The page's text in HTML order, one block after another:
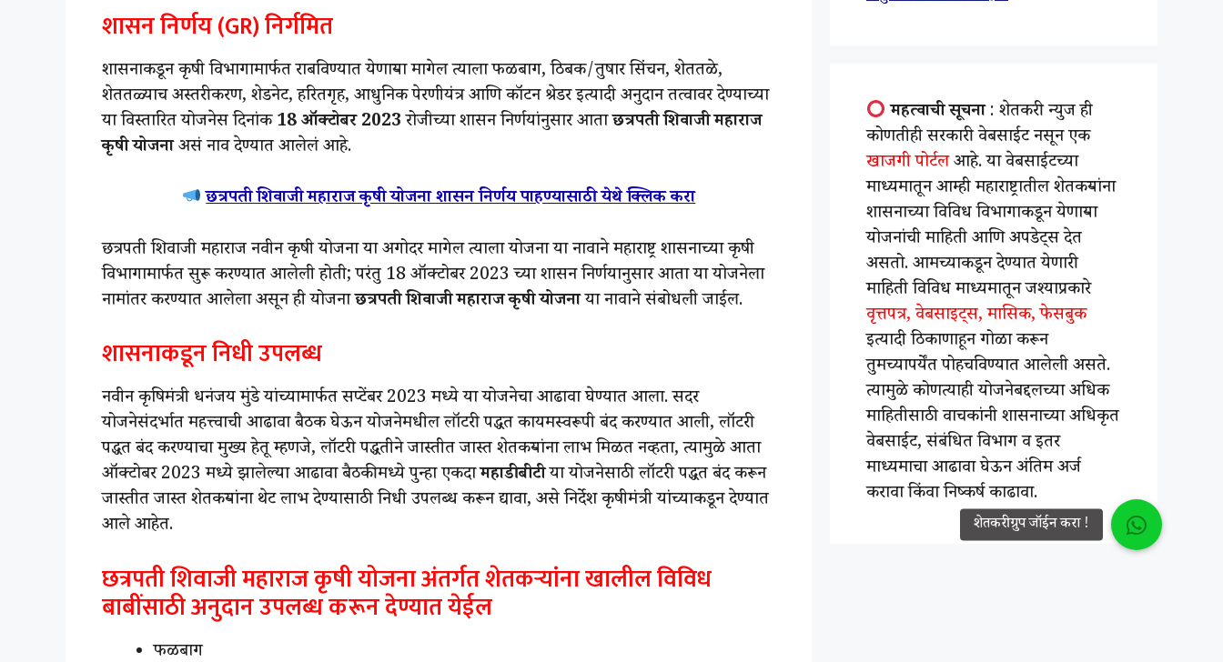
शासन निर्णय (GR) निर्गमित
शासनाकडून कृषी विभागामार्फत राबविण्यात येणाऱ्या मागेल त्याला फळबाग, ठिबक/तुषार सिंचन, शेततळे,
शेततळ्याच अस्तरीकरण, शेडनेट, हरितगृह, आधुनिक पेरणीयंत्र आणि कॉटन श्रेडर इत्यादी अनुदान तत्वावर देण्याच्या
या विस्तारित योजनेस दिनांक18 ऑक्टोबर 2023रोजीच्या शासन निर्णयांनुसार आताछत्रपती शिवाजी महाराज
कृषी योजनाअसं नाव देण्यात आलेलं आहे.
छत्रपती शिवाजी महाराज कृषी योजना शासन निर्णय पाहण्यासाठी येथे क्लिक करा
छत्रपती शिवाजी महाराज नवीन कृषी योजना या अगोदर मागेल त्याला योजना या नावाने महाराष्ट्र शासनाच्या कृषी
विभागामार्फत सुरू करण्यात आलेली होती; परंतु 18 ऑक्टोबर 2023 च्या शासन निर्णयानुसार आता या योजनेला
नामांतर करण्यात आलेला असून ही योजनाछत्रपती शिवाजी महाराज कृषी योजनाया नावाने संबोधली जाईल.
शासनाकडून निधी उपलब्ध
नवीन कृषिमंत्री धनंजय मुंडे यांच्यामार्फत सप्टेंबर 2023 मध्ये या योजनेचा आढावा घेण्यात आला. सदर
योजनेसंदर्भात महत्त्वाची आढावा बैठक घेऊन योजनेमधील लॉटरी पद्धत कायमस्वरूपी बंद करण्यात आली, लॉटरी
पद्धत बंद करण्याचा मुख्य हेतू म्हणजे, लॉटरी पद्धतीने जास्तीत जास्त शेतकऱ्यांना लाभ मिळत नव्हता, त्यामुळे आता
ऑक्टोबर 2023 मध्ये झालेल्या आढावा बैठकीमध्ये पुन्हा एकदामहाडीबीटीया योजनेसाठी लॉटरी पद्धत बंद करून
जास्तीत जास्त शेतकऱ्यांना थेट लाभ देण्यासाठी निधी उपलब्ध करून द्यावा, असे निर्देश कृषीमंत्री यांच्याकडून देण्यात
आले आहेत.
छत्रपती शिवाजी महाराज कृषी योजना अंतर्गत शेतकऱ्यांना खालील विविध
बाबींसाठी अनुदान उपलब्ध करून देण्यात येईल
फळबाग
महत्वाची सूचना: शेतकरी न्युज ही
कोणतीही सरकारी वेबसाईट नसून एक
खाजगी पोर्टलआहे. या वेबसाईटच्या
माध्यमातून आम्ही महाराष्ट्रातील शेतकऱ्यांना
शासनाच्या विविध विभागाकडून येणाऱ्या
योजनांची माहिती आणि अपडेट्स देत
असतो. आमच्याकडून देण्यात येणारी
माहिती विविध माध्यमातून जश्याप्रकारे
वृत्तपत्र, वेबसाइट्स, मासिक, फेसबुक
इत्यादी ठिकाणाहून गोळा करून
तुमच्यापर्येंत पोहचविण्यात आलेली असते.
त्यामुळे कोणत्याही योजनेबद्दलच्या अधिक
माहितीसाठी वाचकांनी शासनाच्या अधिकृत
वेबसाईट, संबंधित विभाग व इतर
माध्यमाचा आढावा घेऊन अंतिम अर्ज
करावा किंवा निष्कर्ष काढावा.